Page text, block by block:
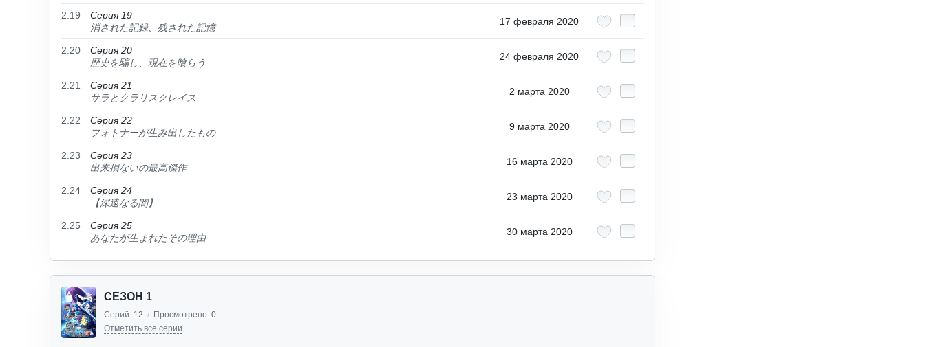
2.19
Серия 19
消された記録、残された記憶
17 февраля 2020
2.20
Серия 20
歴史を騙し、現在を喰らう
24 февраля 2020
2.21
Серия 21
サラとクラリスクレイス
2 марта 2020
2.22
Серия 22
フォトナーが生み出したもの
9 марта 2020
2.23
Серия 23
出来損ないの最高傑作
16 марта 2020
2.24
Серия 24
【深遠なる闇】
23 марта 2020
2.25
Серия 25
あなたが生まれたその理由
30 марта 2020
СЕЗОН 1
Серий: 12 / Просмотрено: 0
Отметить все серии